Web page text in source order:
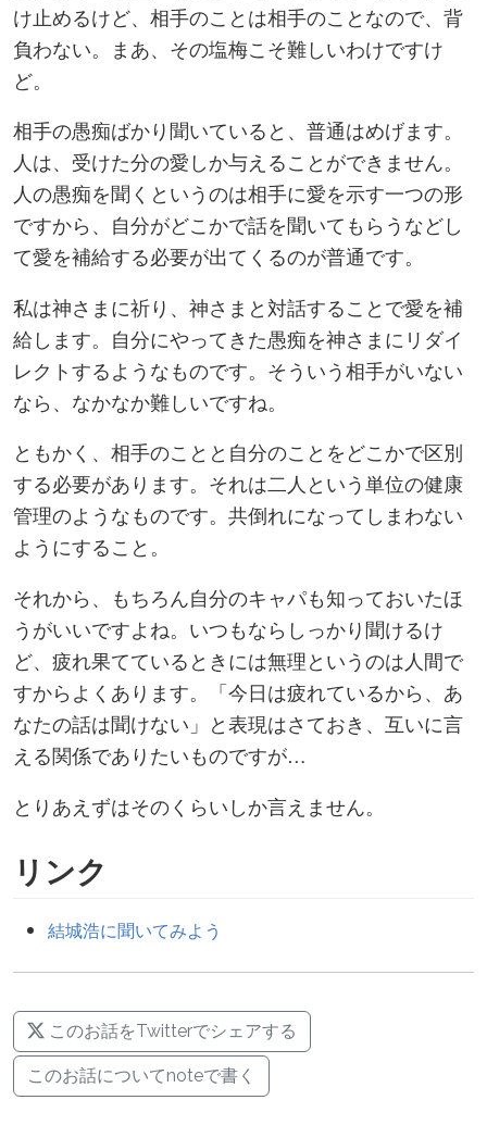
け止めるけど、相手のことは相手のことなので、背
負わない。まあ、その塩梅こそ難しいわけですけ
ど。
相手の愚痴ばかり聞いていると、普通はめげます。
人は、受けた分の愛しか与えることができません。
人の愚痴を聞くというのは相手に愛を示す一つの形
ですから、自分がどこかで話を聞いてもらうなどし
て愛を補給する必要が出てくるのが普通です。
私は神さまに祈り、神さまと対話することで愛を補
給します。自分にやってきた愚痴を神さまにリダイ
レクトするようなものです。そういう相手がいない
なら、なかなか難しいですね。
ともかく、相手のことと自分のことをどこかで区別
する必要があります。それは二人という単位の健康
管理のようなものです。共倒れになってしまわない
ようにすること。
それから、もちろん自分のキャパも知っておいたほ
うがいいですよね。いつもならしっかり聞けるけ
ど、疲れ果てているときには無理というのは人間で
すからよくあります。「今日は疲れているから、あ
なたの話は聞けない」と表現はさておき、互いに言
える関係でありたいものですが…
とりあえずはそのくらいしか言えません。
リンク
結城浩に聞いてみよう
このお話をTwitterでシェアする
このお話についてnoteで書く